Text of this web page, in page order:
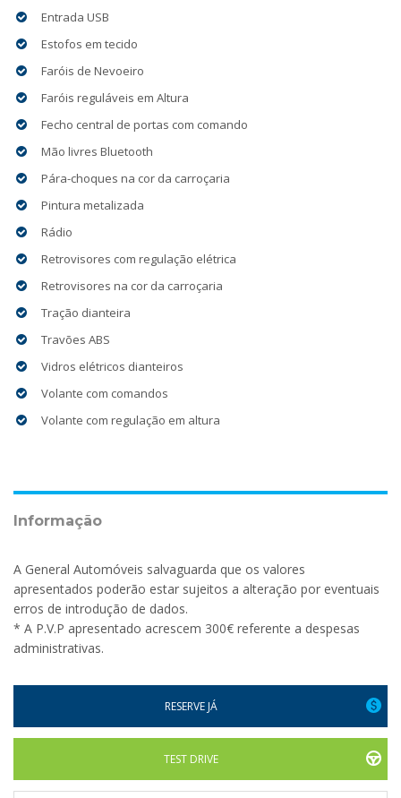
Entrada USB
Estofos em tecido
Faróis de Nevoeiro
Faróis reguláveis em Altura
Fecho central de portas com comando
Mão livres Bluetooth
Pára-choques na cor da carroçaria
Pintura metalizada
Rádio
Retrovisores com regulação elétrica
Retrovisores na cor da carroçaria
Tração dianteira
Travões ABS
Vidros elétricos dianteiros
Volante com comandos
Volante com regulação em altura
Informação
A General Automóveis salvaguarda que os valores
apresentados poderão estar sujeitos a alteração por eventuais
erros de introdução de dados.
* A P.V.P apresentado acrescem 300€ referente a despesas
administrativas.
RESERVE JÁ
TEST DRIVE